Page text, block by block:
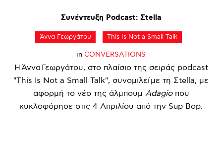
Συνέντευξη Podcast: Σtella
Άννα Γεωργάτου This Is Not a Small Talk
in CONVERSATIONS
Η Άννα Γεωργάτου, στο πλαίσιο της σειράς podcast
"This Is Not a Small Talk", συνομιλεί με τη Σtella, με
αφορμή το νέο της άλμπουμ Adagioπου
κυκλοφόρησε στις 4 Απριλίου από την Sup Bop.